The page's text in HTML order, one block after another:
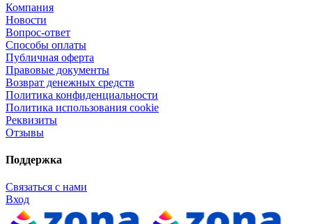
Компания
Новости
Вопрос-ответ
Способы оплаты
Публичная оферта
Правовые документы
Возврат денежных средств
Политика конфиденциальности
Политика использования cookie
Реквизиты
Отзывы
Поддержка
Связаться с нами
Вход